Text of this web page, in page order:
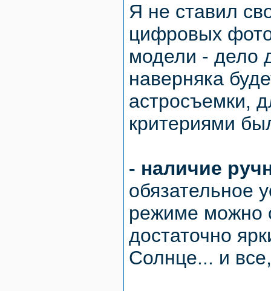
Я не ставил
цифровых
модели - дело
наверняка
астросъемки,
критериями
- наличие
обязательное
режиме можно
достаточно
Солнце... и